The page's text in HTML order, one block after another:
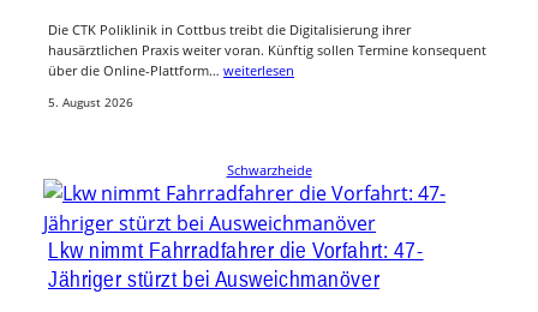
Die CTK Poliklinik in Cottbus treibt die Digitalisierung ihrer
hausärztlichen Praxis weiter voran. Künftig sollen Termine konsequent
über die Online-Plattform… weiterlesen
5. August 2026
Schwarzheide
Lkw nimmt Fahrradfahrer die Vorfahrt: 47-
Jähriger stürzt bei Ausweichmanöver